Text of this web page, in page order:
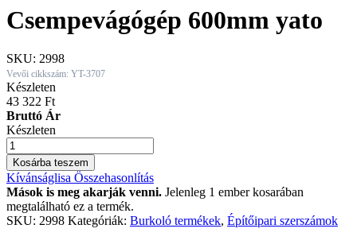
Csempevágógép 600mm yato
SKU: 2998
Vevői cikkszám: YT-3707
Készleten
43 322 Ft
Bruttó Ár
Készleten
Csempevágógép
600mm
yato
quantity
Kosárba teszem
Kívánságlisa Összehasonlítás
Mások is meg akarják venni. Jelenleg 1 ember kosarában
megtalálható ez a termék.
SKU: 2998 Kategóriák: Burkoló termékek, Építőipari szerszámok